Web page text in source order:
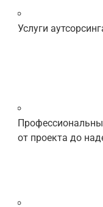
Услуги
от проекта до